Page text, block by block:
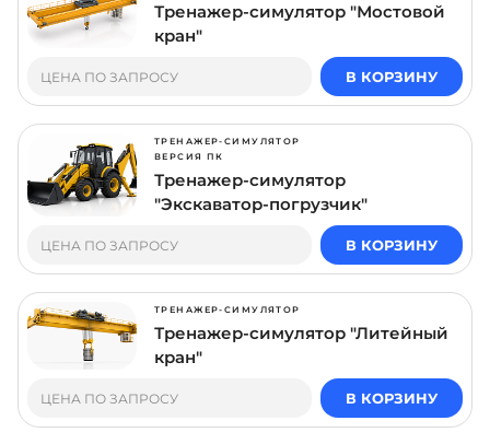
Тренажер-симулятор "Мостовой
кран"
ЦЕНА ПО ЗАПРОСУ В КОРЗИНУ
ТРЕНАЖЕР-СИМУЛЯТОР
ВЕРСИЯ ПК
Тренажер-симулятор
"Экскаватор-погрузчик"
ЦЕНА ПО ЗАПРОСУ В КОРЗИНУ
ТРЕНАЖЕР-СИМУЛЯТОР
Тренажер-симулятор "Литейный
кран"
ЦЕНА ПО ЗАПРОСУ В КОРЗИНУ